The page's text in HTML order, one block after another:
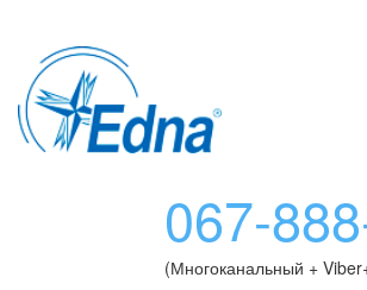
067-
(Многоканальный +